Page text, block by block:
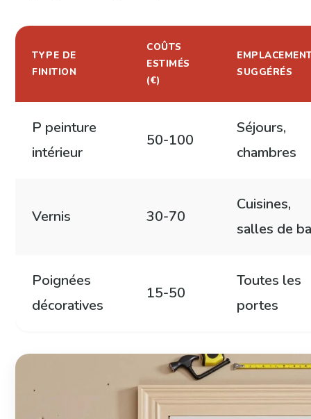
TYPE DE
FINITION
COÛTS
ESTIMÉS
(€)
SUGGÉRÉS
P peinture
intérieur
50-100
Séjours,
chambres
Vernis 30-70
Cuisines,
salles de
Poignées
décoratives
15-50
Toutes les
portes